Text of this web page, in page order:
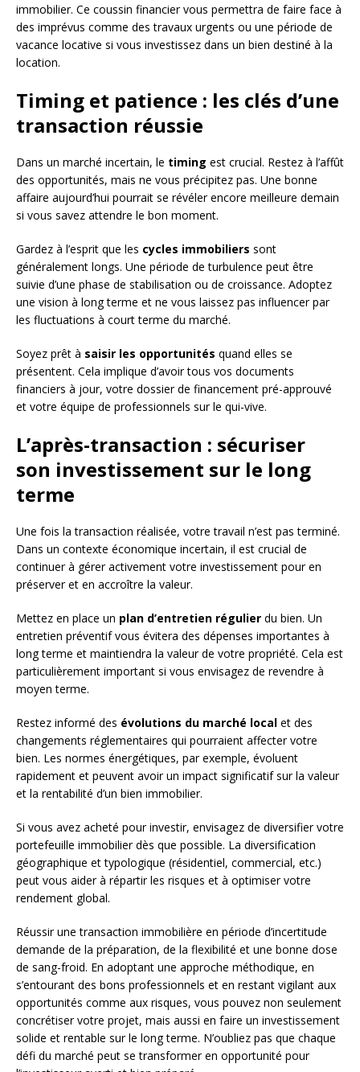
immobilier. Ce coussin financier vous permettra de faire face à
des imprévus comme des travaux urgents ou une période de
vacance locative si vous investissez dans un bien destiné à la
location.
Timing et patience : les clés d’une
transaction réussie
Dans un marché incertain, le timing est crucial. Restez à l’affût
des opportunités, mais ne vous précipitez pas. Une bonne
affaire aujourd’hui pourrait se révéler encore meilleure demain
si vous savez attendre le bon moment.
Gardez à l’esprit que les cycles immobiliers sont
généralement longs. Une période de turbulence peut être
suivie d’une phase de stabilisation ou de croissance. Adoptez
une vision à long terme et ne vous laissez pas influencer par
les fluctuations à court terme du marché.
Soyez prêt à saisir les opportunités quand elles se
présentent. Cela implique d’avoir tous vos documents
financiers à jour, votre dossier de financement pré-approuvé
et votre équipe de professionnels sur le qui-vive.
L’après-transaction : sécuriser
son investissement sur le long
terme
Une fois la transaction réalisée, votre travail n’est pas terminé.
Dans un contexte économique incertain, il est crucial de
continuer à gérer activement votre investissement pour en
préserver et en accroître la valeur.
Mettez en place un plan d’entretien régulier du bien. Un
entretien préventif vous évitera des dépenses importantes à
long terme et maintiendra la valeur de votre propriété. Cela est
particulièrement important si vous envisagez de revendre à
moyen terme.
Restez informé des évolutions du marché local et des
changements réglementaires qui pourraient affecter votre
bien. Les normes énergétiques, par exemple, évoluent
rapidement et peuvent avoir un impact significatif sur la valeur
et la rentabilité d’un bien immobilier.
Si vous avez acheté pour investir, envisagez de diversifier votre
portefeuille immobilier dès que possible. La diversification
géographique et typologique (résidentiel, commercial, etc.)
peut vous aider à répartir les risques et à optimiser votre
rendement global.
Réussir une transaction immobilière en période d’incertitude
demande de la préparation, de la flexibilité et une bonne dose
de sang-froid. En adoptant une approche méthodique, en
s’entourant des bons professionnels et en restant vigilant aux
opportunités comme aux risques, vous pouvez non seulement
concrétiser votre projet, mais aussi en faire un investissement
solide et rentable sur le long terme. N’oubliez pas que chaque
défi du marché peut se transformer en opportunité pour